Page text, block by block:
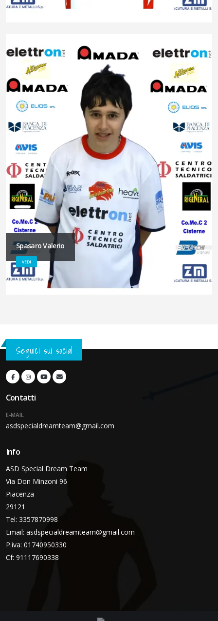
Spasaro Valerio
VEDI
Seguici sui social
Contatti
E-MAIL
asdspecialdreamteam@gmail.com
Info
ASD Special Dream Team
Via Don Minzoni 96
Piacenza
29121
Tel: 3357870998
Email: asdspecialdreamteam@gmail.com
P.iva: 01740950330
Cf: 91117690338